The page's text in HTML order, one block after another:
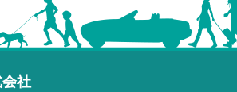
社